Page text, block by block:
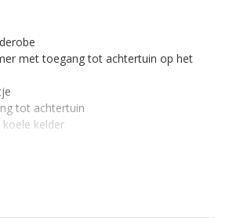
met toegang tot achtertuin op het
tot achtertuin
kelder
wastafel en toilet